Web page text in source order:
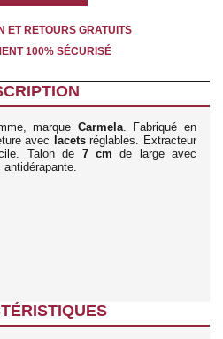
ET RETOURS GRATUITS
100% SÉCURISÉ
marque Carmela. Fabriqué en
avec lacetsréglables. Extracteur
Talon de 7 cm de large avec